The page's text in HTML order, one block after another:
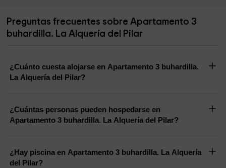
Preguntas frecuentes sobre Apartamento 3
buhardilla. La Alquería del Pilar
¿Cuánto cuesta alojarse en Apartamento 3 buhardilla.
La Alquería del Pilar?
¿Cuántas personas pueden hospedarse en
Apartamento 3 buhardilla. La Alquería del Pilar?
¿Hay piscina en Apartamento 3 buhardilla. La Alquería
del Pilar?